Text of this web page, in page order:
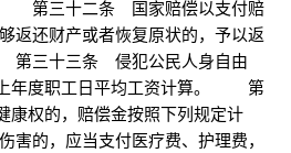
第三十二条 国家赔偿以支付赔
还财产或者恢复原状的，予以返
三十三条 侵犯公民人身自由
上年度职工日平均工资计算。 第
权的，赔偿金按照下列规定计
的，应当支付医疗费、护理费，